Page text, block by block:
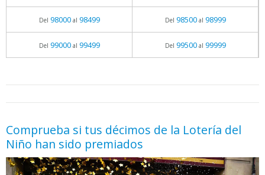
Del 98000al 98499 Del 98500al 98999
Del 99000al 99499 Del 99500al 99999
Comprueba si tus décimos de la Lotería del
Niño han sido premiados